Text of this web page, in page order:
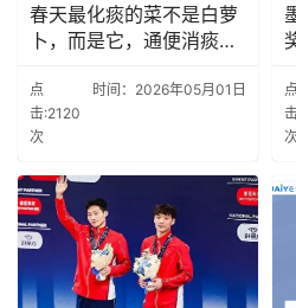
春天最化痰的菜不是白萝
卜，而是它，通便消痰又
点
击:2120
次
时间：2026年05月01日
点
次